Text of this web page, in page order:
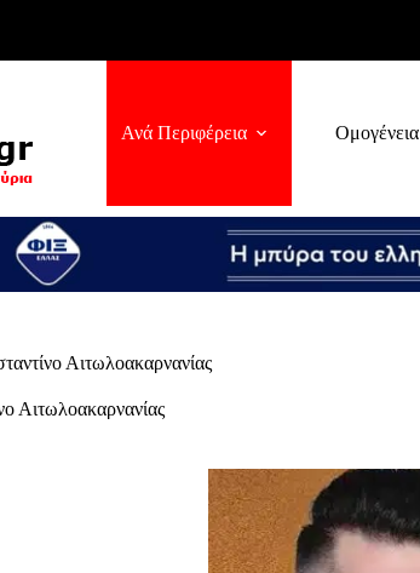
Ανά Περιφέρεια Ομογένεια
Αιτωλοακαρνανίας
Αιτωλοακαρνανίας